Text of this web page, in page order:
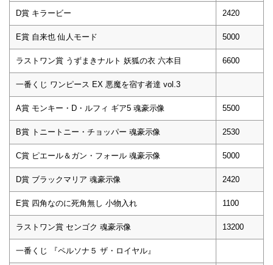
D賞 キラービー 2420
E賞 自来也 仙人モード 5000
ラストワン賞 うずまきナルト 妖狐の衣 六本目 6600
一番くじ ワンピース EX 悪魔を宿す者達 vol.3
A賞 モンキー・D・ルフィ ギア5 魂豪示像 5500
B賞 トニートニー・チョッパー 魂豪示像 2530
C賞 ピエール＆ガン・フォール 魂豪示像 5000
D賞 ブラックマリア 魂豪示像 2420
E賞 四角なのに死角無し 小物入れ 1100
ラストワン賞 センゴク 魂豪示像 13200
一番くじ 『ペルソナ５ ザ・ロイヤル』